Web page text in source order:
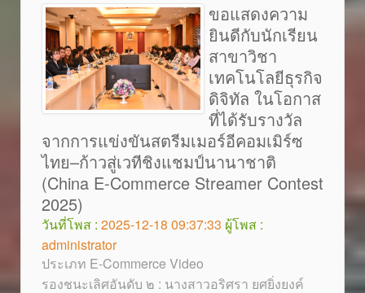
ขอแสดงความ
ยินดีกับนักเรียน
สาขาวิชา
เทคโนโลยีธุรกิจ
ดิจิทัล ในโอกาส
ที่ได้รับรางวัล
จากการแข่งขันสตรีมเมอร์อีคอมเมิร์ซ
ไทย–ก้าวสู่เวทีชิงแชมป์นานาชาติ
(China E-Commerce Streamer Contest
2025)
วันที่โพส : 2025-12-18 09:37:33 ผู้โพส :
administrator
ประเภท E-Commerce Video
รองชนะเลิศอันดับ ๒ : นางสาวอริศรา ยศยิ่งยงค์